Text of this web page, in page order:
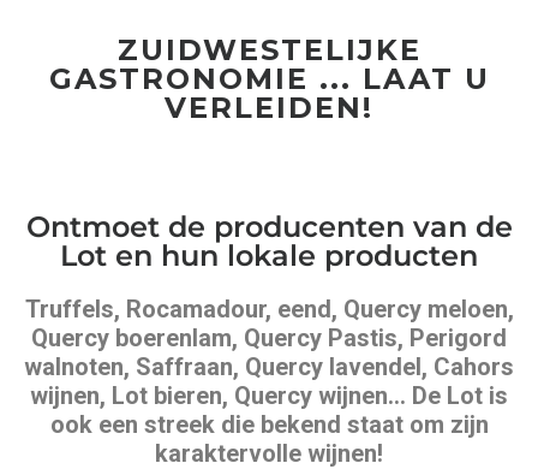
ZUIDWESTELIJKE
GASTRONOMIE ... LAAT U
VERLEIDEN!
Ontmoet de producenten van de
Lot en hun lokale producten
Truffels, Rocamadour, eend, Quercy meloen,
Quercy boerenlam, Quercy Pastis, Perigord
walnoten, Saffraan, Quercy lavendel, Cahors
wijnen, Lot bieren, Quercy wijnen... De Lot is
ook een streek die bekend staat om zijn
karaktervolle wijnen!